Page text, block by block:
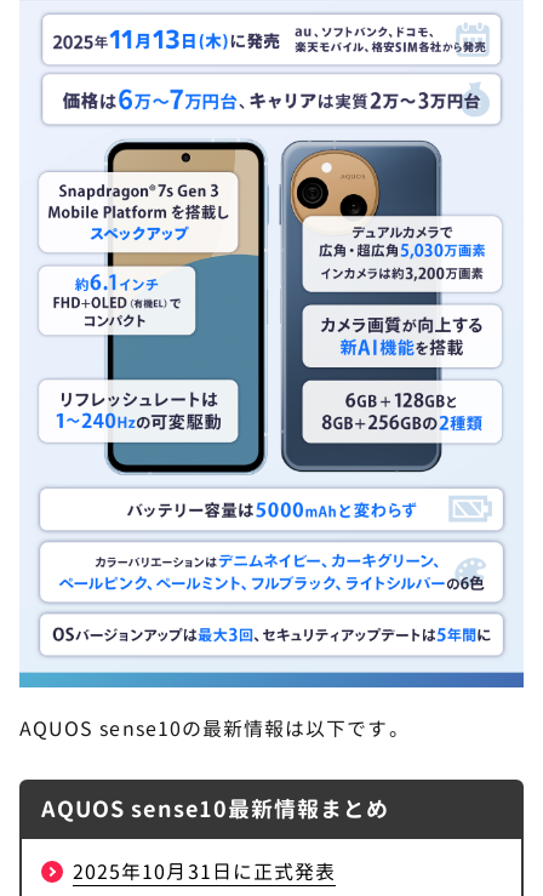
AQUOS sense10の最新情報は以下です。
AQUOS sense10最新情報まとめ
2025年10月31日に正式発表